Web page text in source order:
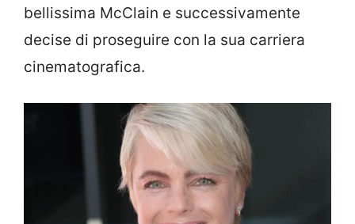
bellissima McClain e successivamente
decise di proseguire con la sua carriera
cinematografica.